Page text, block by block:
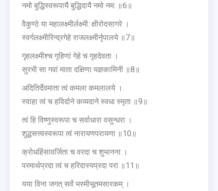
नमो बुद्धिस्वरूपायै बुद्धिदायै नमो नम: ॥6॥
वैकुण्ठे या महालक्ष्मीर्लक्ष्मी: क्षीरोदसागरे ।
स्वर्गलक्ष्मीरिन्द्रगेहे राजलक्ष्मीर्नृपालये ॥7॥
गृहलक्ष्मीश्च गृहिणां गेहे च गृहदेवता ।
सुरभी सा गवां माता दक्षिणा यज्ञकामिनी ॥8॥
अदितिर्देवमाता त्वं कमला कमलालये ।
स्वाहा त्वं च हविर्दाने कव्यदाने स्वधा स्मृता ॥9॥
त्वं हि विष्णुस्वरूपा च सर्वाधारा वसुन्धरा ।
शुद्धसत्त्वस्वरूपा त्वं नारायणपरायणा ॥10॥
क्रोधहिंसावर्जिता च वरदा च शुभानना ।
परमार्थप्रदा त्वं च हरिदास्यप्रदा परा ॥11॥
यया विना जगत् सर्वं भस्मीभूतमसारकम् ।